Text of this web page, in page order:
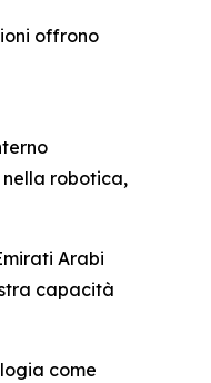
offrono
robotica,
Arabi
capacità
come